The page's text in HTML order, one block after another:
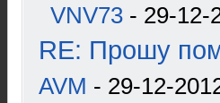
VNV73 - 29-12-
RE: Прошу
AVM - 29-12-